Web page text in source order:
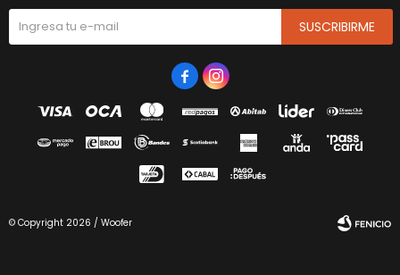
SUSCRIBIRME
 
© Copyright 2026 / Woofer